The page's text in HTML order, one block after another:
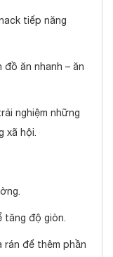
tiếp năng
ăn nhanh – ăn
nghiệm những
xã hội.
tăng độ giòn.
rán để thêm phần